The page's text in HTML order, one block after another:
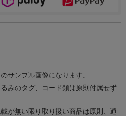
サンプル画像になります。
みのタグ、コード類は原則付属せず
が無い限り取り扱い商品は原則、通